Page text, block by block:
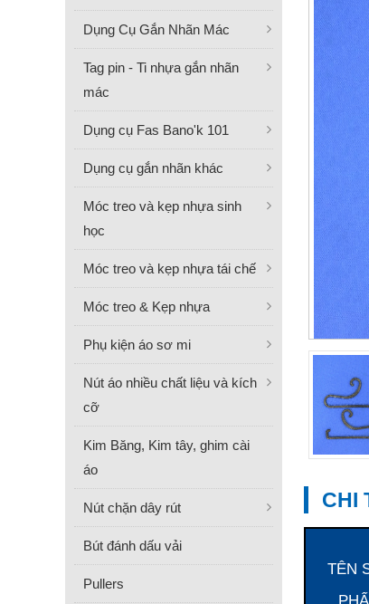
CHI
TÊN
Dụng Cụ Gắn Nhãn Mác
Tag pin - Ti nhựa gắn nhãn
mác
Dụng cụ Fas Bano'k 101
Dụng cụ gắn nhãn khác
Móc treo và kẹp nhựa sinh
học
Móc treo và kẹp nhựa tái chế
Móc treo & Kẹp nhựa
Phụ kiện áo sơ mi
Nút áo nhiều chất liệu và kích
cỡ
Kim Băng, Kim tây, ghim cài
áo
Nút chặn dây rút
Bút đánh dấu vải
Pullers